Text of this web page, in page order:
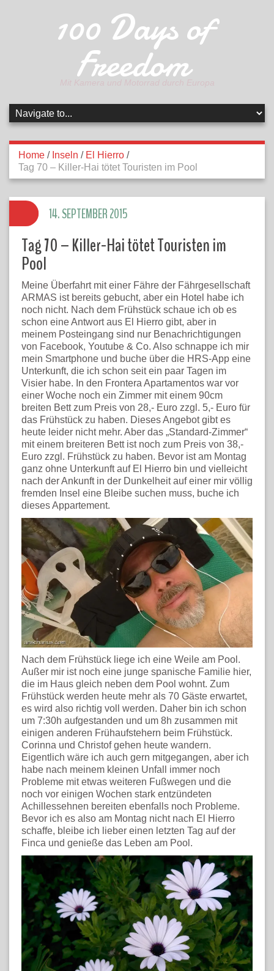
100 Days of
Freedom
Home / Inseln / El Hierro /
Tag 70 – Killer-Hai tötet Touristen im Pool
Tag 70 – Killer-Hai tötet Touristen im
Pool
Meine Überfahrt mit einer Fähre der Fährgesellschaft
ARMAS ist bereits gebucht, aber ein Hotel habe ich
noch nicht. Nach dem Frühstück schaue ich ob es
schon eine Antwort aus El Hierro gibt, aber in
meinem Posteingang sind nur Benachrichtigungen
von Facebook, Youtube & Co. Also schnappe ich mir
mein Smartphone und buche über die HRS-App eine
Unterkunft, die ich schon seit ein paar Tagen im
Visier habe. In den Frontera Apartamentos war vor
einer Woche noch ein Zimmer mit einem 90cm
breiten Bett zum Preis von 28,- Euro zzgl. 5,- Euro für
das Frühstück zu haben. Dieses Angebot gibt es
heute leider nicht mehr. Aber das „Standard-Zimmer“
mit einem breiteren Bett ist noch zum Preis von 38,-
Euro zzgl. Frühstück zu haben. Bevor ist am Montag
ganz ohne Unterkunft auf El Hierro bin und vielleicht
nach der Ankunft in der Dunkelheit auf einer mir völlig
fremden Insel eine Bleibe suchen muss, buche ich
dieses Appartement.
Nach dem Frühstück liege ich eine Weile am Pool.
Außer mir ist noch eine junge spanische Familie hier,
die im Haus gleich neben dem Pool wohnt. Zum
Frühstück werden heute mehr als 70 Gäste erwartet,
es wird also richtig voll werden. Daher bin ich schon
um 7:30h aufgestanden und um 8h zusammen mit
einigen anderen Frühaufstehern beim Frühstück.
Corinna und Christof gehen heute wandern.
Eigentlich wäre ich auch gern mitgegangen, aber ich
habe nach meinem kleinen Unfall immer noch
Probleme mit etwas weiteren Fußwegen und die
noch vor einigen Wochen stark entzündeten
Achillessehnen bereiten ebenfalls noch Probleme.
Bevor ich es also am Montag nicht nach El Hierro
schaffe, bleibe ich lieber einen letzten Tag auf der
Finca und genieße das Leben am Pool.
14. SEPTEMBER 2015